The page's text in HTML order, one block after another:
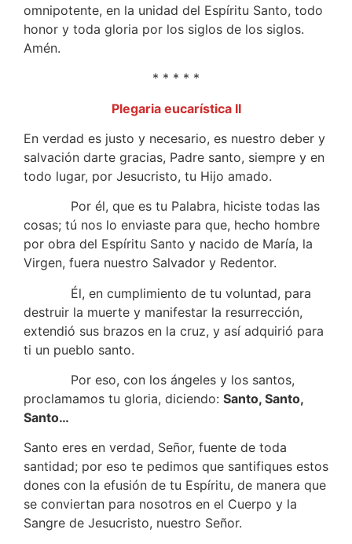
omnipotente, en la unidad del Espíritu Santo, todo
honor y toda gloria por los siglos de los siglos.
Amén.
* * * * *
Plegaria eucarística II
En verdad es justo y necesario, es nuestro deber y
salvación darte gracias, Padre santo, siempre y en
todo lugar, por Jesucristo, tu Hijo amado.
Por él, que es tu Palabra, hiciste todas las
cosas; tú nos lo enviaste para que, hecho hombre
por obra del Espíritu Santo y nacido de María, la
Virgen, fuera nuestro Salvador y Redentor.
Él, en cumplimiento de tu voluntad, para
destruir la muerte y manifestar la resurrección,
extendió sus brazos en la cruz, y así adquirió para
ti un pueblo santo.
Por eso, con los ángeles y los santos,
proclamamos tu gloria, diciendo: Santo, Santo,
Santo…
Santo eres en verdad, Señor, fuente de toda
santidad; por eso te pedimos que santifiques estos
dones con la efusión de tu Espíritu, de manera que
se conviertan para nosotros en el Cuerpo y la
Sangre de Jesucristo, nuestro Señor.